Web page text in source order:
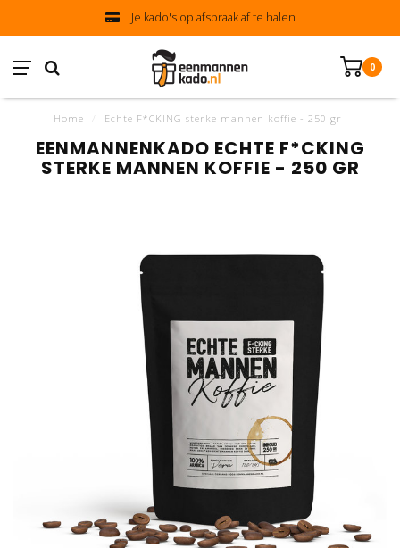
Je kado's op afspraak af te halen
0
Home Echte F*CKING sterke mannen koffie - 250 gr
EENMANNENKADO ECHTE F*CKING
STERKE MANNEN KOFFIE - 250 GR